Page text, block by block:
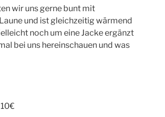
wir uns gerne bunt mit
und ist gleichzeitig wärmend
noch um eine Jacke ergänzt
bei uns hereinschauen und was